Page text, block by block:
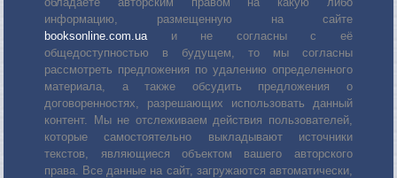
информацию, размещенную на сайте
booksonline.com.ua и не согласны с её
общедоступностью в будущем, то мы согласны
рассмотреть предложения по удалению определенного
материала, а также обсудить предложения о
договоренностях, разрешающих использовать данный
контент. Мы не отслеживаем действия пользователей,
которые самостоятельно выкладывают источники
текстов, являющиеся объектом вашего авторского
права. Все данные на сайт, загружаются автоматически,